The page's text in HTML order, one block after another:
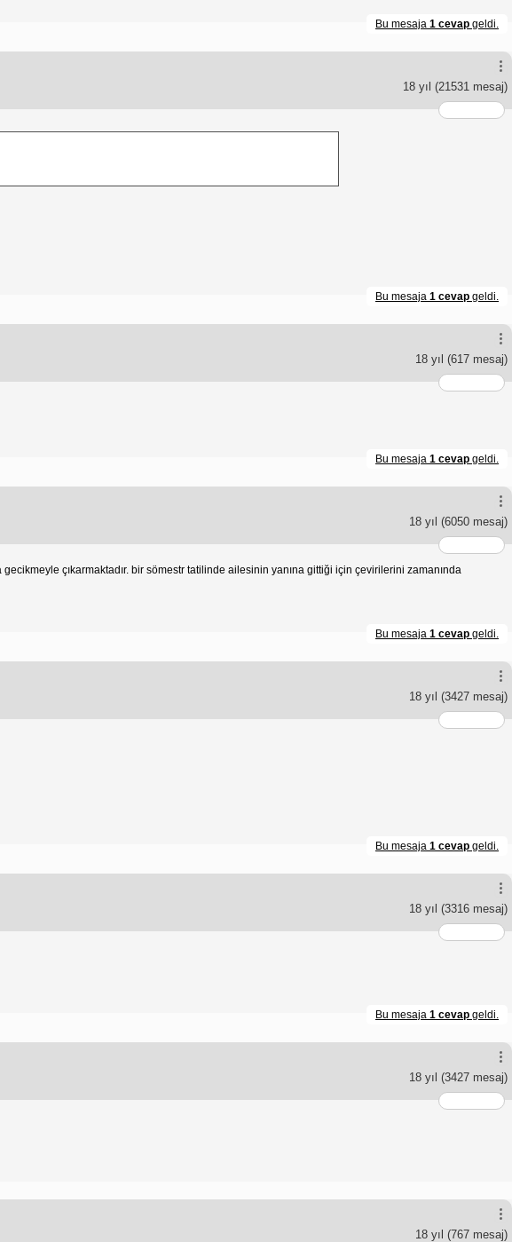
Bu mesaja 1 cevap geldi.
18 yıl (21531 mesaj)
Bu mesaja 1 cevap geldi.
18 yıl (617 mesaj)
Bu mesaja 1 cevap geldi.
18 yıl (6050 mesaj)
çıkarmaktadır. bir sömestr tatilinde ailesinin yanına gittiği için çevirilerini zamanında
Bu mesaja 1 cevap geldi.
18 yıl (3427 mesaj)
Bu mesaja 1 cevap geldi.
18 yıl (3316 mesaj)
Bu mesaja 1 cevap geldi.
18 yıl (3427 mesaj)
18 yıl (767 mesaj)